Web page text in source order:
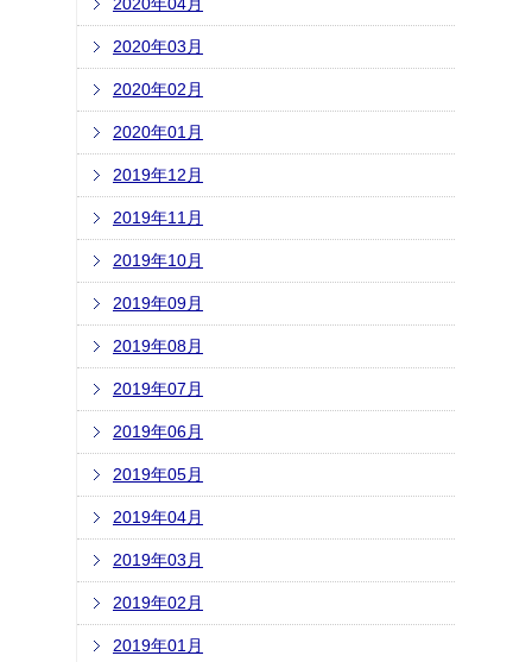
2020年03月
2020年02月
2020年01月
2019年12月
2019年11月
2019年10月
2019年09月
2019年08月
2019年07月
2019年06月
2019年05月
2019年04月
2019年03月
2019年02月
2019年01月